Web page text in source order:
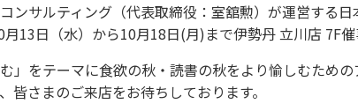
ンサルティング（代表取締役：室舘勲）が運営する
13日（水）から10月18日(月)まで伊勢丹 立川店 7F催
」をテーマに食欲の秋・読書の秋をより愉しむため
皆さまのご来店をお待ちしております。